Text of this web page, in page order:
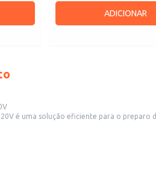
ADICIONAR
é uma solução eficiente para o preparo